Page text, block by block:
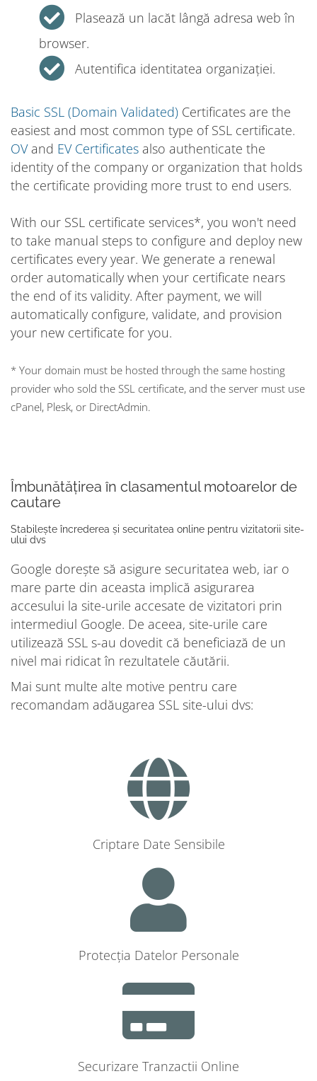
Plasează un lacăt lângă adresa web în
browser.
Autentifica identitatea organizației.
Basic SSL (Domain Validated) Certificates are the
easiest and most common type of SSL certificate.
OVand EV Certificates also authenticate the
identity of the company or organization that holds
the certificate providing more trust to end users.
With our SSL certificate services*, you won't need
to take manual steps to configure and deploy new
certificates every year. We generate a renewal
order automatically when your certificate nears
the end of its validity. After payment, we will
automatically configure, validate, and provision
your new certificate for you.
* Your domain must be hosted through the same hosting
provider who sold the SSL certificate, and the server must use
cPanel, Plesk, or DirectAdmin.
Îmbunătățirea în clasamentul motoarelor de
cautare
Stabilește încrederea și securitatea online pentru vizitatorii site-
ului dvs
Google dorește să asigure securitatea web, iar o
mare parte din aceasta implică asigurarea
accesului la site-urile accesate de vizitatori prin
intermediul Google. De aceea, site-urile care
utilizează SSL s-au dovedit că beneficiază de un
nivel mai ridicat în rezultatele căutării.
Mai sunt multe alte motive pentru care
recomandam adăugarea SSL site-ului dvs:
Criptare Date Sensibile
Protecția Datelor Personale
Securizare Tranzactii Online